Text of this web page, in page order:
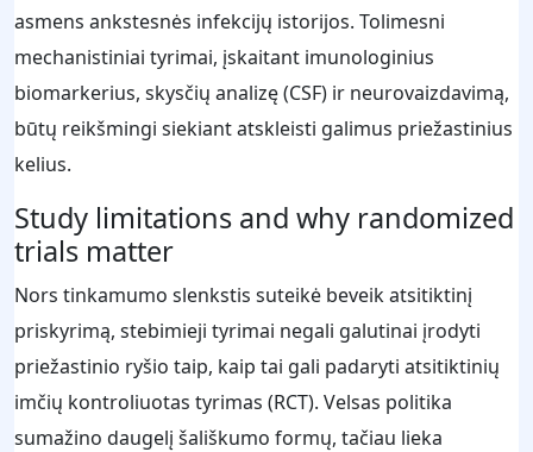
asmens ankstesnės infekcijų istorijos. Tolimesni
mechanistiniai tyrimai, įskaitant imunologinius
biomarkerius, skysčių analizę (CSF) ir neurovaizdavimą,
būtų reikšmingi siekiant atskleisti galimus priežastinius
kelius.
Study limitations and why randomized
trials matter
Nors tinkamumo slenkstis suteikė beveik atsitiktinį
priskyrimą, stebimieji tyrimai negali galutinai įrodyti
priežastinio ryšio taip, kaip tai gali padaryti atsitiktinių
imčių kontroliuotas tyrimas (RCT). Velsas politika
sumažino daugelį šališkumo formų, tačiau lieka